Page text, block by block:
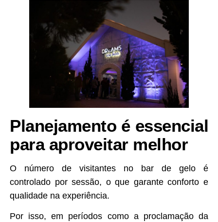
Planejamento é essencial
para aproveitar melhor
O número de visitantes no bar de gelo é
controlado por sessão, o que garante conforto e
qualidade na experiência.
Por isso, em períodos como a proclamação da